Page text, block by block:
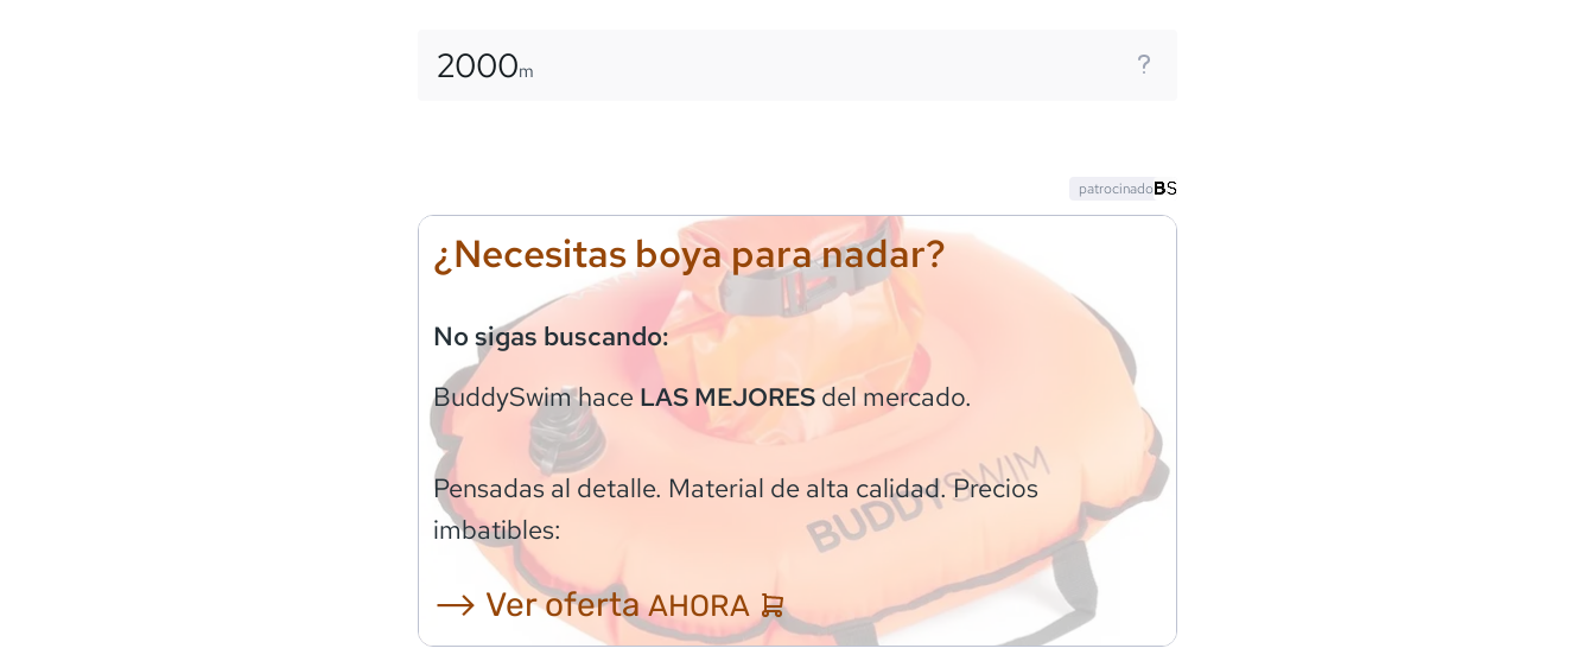
2000m
¿Necesitas boya para nadar?
No sigas buscando:
BuddySwimhaceLAS MEJORESdel mercado.
Pensadas al detalle. Material de alta calidad. Precios
imbatibles:
⟶ Ver ofertaAHORA
patrocinado